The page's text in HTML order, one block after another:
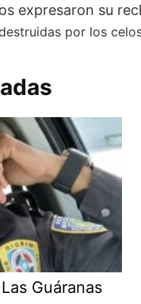
expresaron su
por los
Guáranas